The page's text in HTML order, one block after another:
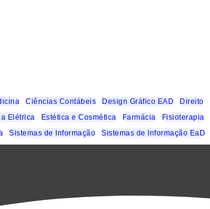
Ciências Contábeis Design Gráfico EAD Direito
Elétrica Estética e Cosmética Farmácia Fisioterapia
Sistemas de Informação Sistemas de Informação EaD